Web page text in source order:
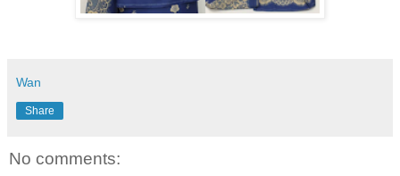
Wan
Share
No comments: